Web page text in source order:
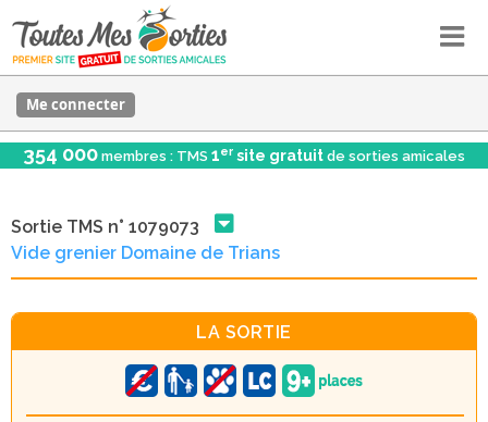
Me connecter
354 000 membres : TMS 1er site gratuit de sorties amicales
Sortie TMS n° 1079073
Vide grenier Domaine de Trians
LA SORTIE